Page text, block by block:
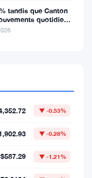
tandis que Canton
quotidiens
▼ -0.53%
▼ -0.28%
$587.29 ▼ -1.21%